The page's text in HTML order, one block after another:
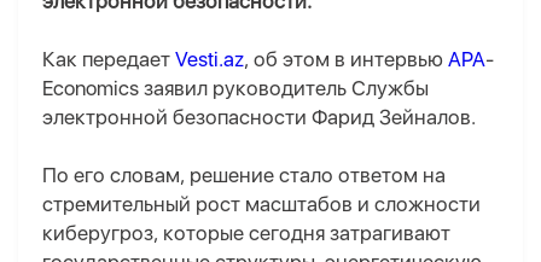
Как передает Vesti.az, об этом в интервью APA-
Economics заявил руководитель Службы
электронной безопасности Фарид Зейналов.
По его словам, решение стало ответом на
стремительный рост масштабов и сложности
киберугроз, которые сегодня затрагивают